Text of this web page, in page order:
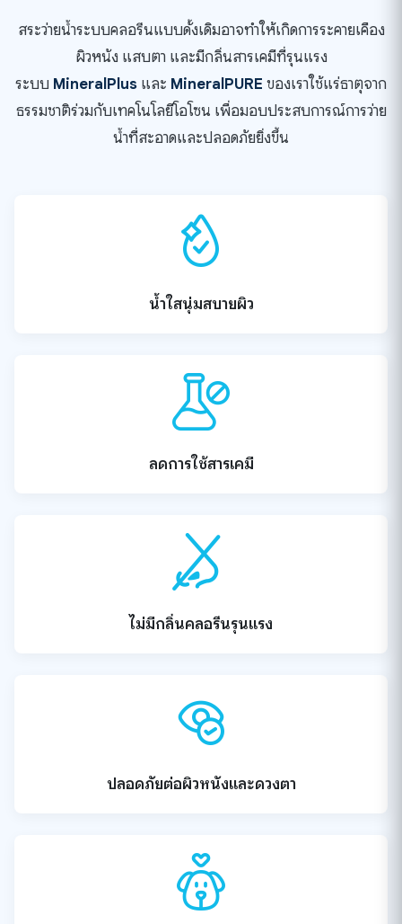
สระว่ายน้ำระบบคลอรีนแบบดั้งเดิมอาจทำให้เกิดการระคายเคือง
ผิวหนัง แสบตา และมีกลิ่นสารเคมีที่รุนแรง
ระบบ MineralPlus และ MineralPURE ของเราใช้แร่ธาตุจาก
ธรรมชาติร่วมกับเทคโนโลยีโอโซน เพื่อมอบประสบการณ์การว่าย
น้ำที่สะอาดและปลอดภัยยิ่งขึ้น
น้ำใสนุ่มสบายผิว
ลดการใช้สารเคมี
ไม่มีกลิ่นคลอรีนรุนแรง
ปลอดภัยต่อผิวหนังและดวงตา